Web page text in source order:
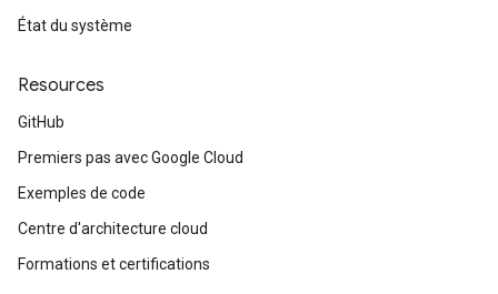
État du système
Resources
GitHub
Premiers pas avec Google Cloud
Exemples de code
Centre d'architecture cloud
Formations et certifications